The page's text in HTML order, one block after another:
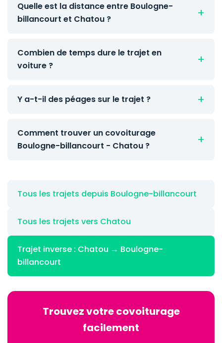
Quelle est la distance entre Boulogne-
billancourt et Chatou ?
Combien de temps dure le trajet en
voiture ?
Y a-t-il des péages sur le trajet ?
Comment trouver un covoiturage
Boulogne-billancourt - Chatou ?
Tous les trajets depuis Boulogne-billancourt
Tous les trajets vers Chatou
Trajet inverse : Chatou → Boulogne-
billancourt
Trouvez votre covoiturage
facilement